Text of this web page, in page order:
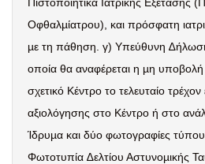
Πιστοποιητικά Ιατρικής Εξέτασης
Οφθαλµίατρου), και πρόσφατη
µε τη πάθηση. γ) Υπεύθυνη
οποία θα αναφέρεται η µη
σχετικό Κέντρο το τελευταίο
αξιολόγησης στο Κέντρο ή στο
Ίδρυµα και δύο φωτογραφίες τύπου
Φωτοτυπία ∆ελτίου Αστυνοµικής